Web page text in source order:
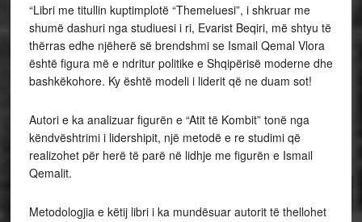
“Libri me titullin kuptimplotë “Themeluesi”, i shkruar me
shumë dashuri nga studiuesi i ri, Evarist Beqiri, më shtyu të
thërras edhe njëherë së brendshmi se Ismail Qemal Vlora
është figura më e ndritur politike e Shqipërisë moderne dhe
bashkëkohore. Ky është modeli i liderit që ne duam sot!
Autori e ka analizuar figurën e “Atit të Kombit” tonë nga
këndvështrimi i lidershipit, një metodë e re studimi që
realizohet për herë të parë në lidhje me figurën e Ismail
Qemalit.
Metodologjia e këtij libri i ka mundësuar autorit të thellohet